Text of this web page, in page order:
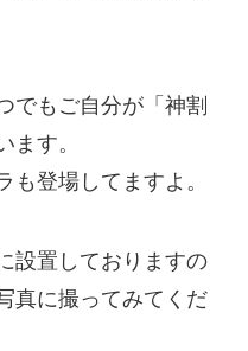
でもご自分が「神割
ます。
も登場してますよ。
設置しておりますの
真に撮ってみてくだ